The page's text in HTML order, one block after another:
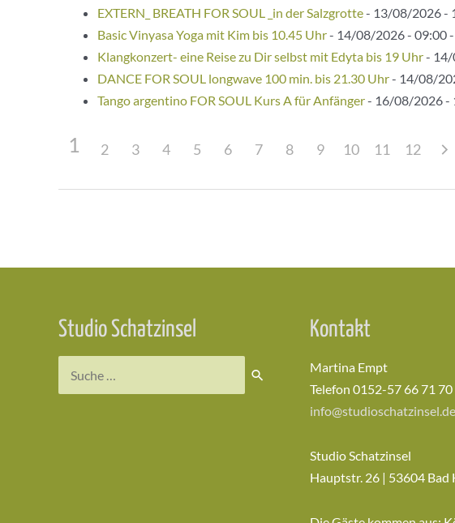
EXTERN_ BREATH FOR SOUL _in der Salzgrotte- 13/08/2026 -
Basic Vinyasa Yoga mit Kim bis 10.45 Uhr- 14/08/2026 - 09:00
Klangkonzert- eine Reise zu Dir selbst mit Edyta bis 19 Uhr- 14/
DANCE FOR SOUL longwave 100 min. bis 21.30 Uhr- 14/08/
Tango argentino FOR SOUL Kurs A für Anfänger- 16/08/2026 -
1 2 3 4 5 6 7 8 9 10 11 12
Studio Schatzinsel Kontakt
Martina Empt
Telefon 0152-57 66 71 70
info@studioschatzinsel.de
Studio Schatzinsel
Hauptstr. 26 | 53604 Bad